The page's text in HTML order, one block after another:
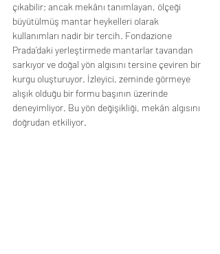
çıkabilir; ancak mekânı tanımlayan, ölçeği
büyütülmüş mantar heykelleri olarak
kullanımları nadir bir tercih. Fondazione
Prada’daki yerleştirmede mantarlar tavandan
sarkıyor ve doğal yön algısını tersine çeviren bir
kurgu oluşturuyor. İzleyici, zeminde görmeye
alışık olduğu bir formu başının üzerinde
deneyimliyor. Bu yön değişikliği, mekân algısını
doğrudan etkiliyor.